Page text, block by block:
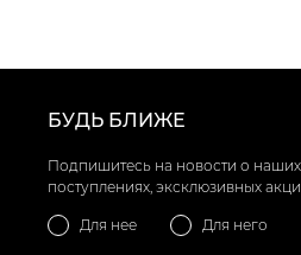
БУДЬ БЛИЖЕ
Подпишитесь на новости о
поступлениях, эксклюзивных
Для нее Для него